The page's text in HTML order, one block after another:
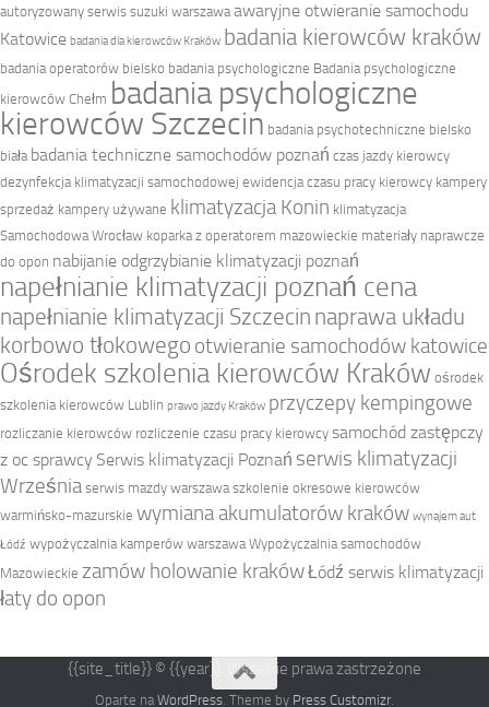
autoryzowany serwis suzuki warszawaawaryjne otwieranie samochodu
Katowice badania dla kierowców Kraków badania kierowców kraków
badania operatorów bielsko badania psychologiczne Badania psychologiczne
kierowców Chełm badania psychologiczne
kierowców Szczecin badania psychotechniczne bielsko
biała badania techniczne samochodów poznań czas jazdy kierowcy
dezynfekcja klimatyzacji samochodowej ewidencja czasu pracy kierowcy kampery
sprzedaż kampery używane klimatyzacja Konin klimatyzacja
Samochodowa Wrocław koparka z operatorem mazowieckie materiały naprawcze
do opon nabijanie odgrzybianie klimatyzacji poznań
napełnianie klimatyzacji poznań cena
napełnianie klimatyzacji Szczecin naprawa układu
korbowo tłokowego otwieranie samochodów katowice
Ośrodek szkolenia kierowców Kraków ośrodek
szkolenia kierowców Lublin prawo jazdy Kraków przyczepy kempingowe
rozliczanie kierowców rozliczenie czasu pracy kierowcysamochód zastępczy
z oc sprawcy Serwis klimatyzacji Poznań serwis klimatyzacji
Wrześniaserwis mazdy warszawaszkolenie okresowe kierowców
warmińsko-mazurskie wymiana akumulatorów kraków wynajem aut
Łódź wypożyczalnia kamperów warszawaWypożyczalnia samochodów
Mazowieckie zamów holowanie krakówŁódź serwis klimatyzacji
łaty do opon
{{site_title}} © {{year}}. Wszelkie prawa zastrzeżone
Oparte na WordPress . Theme by Press Customizr.